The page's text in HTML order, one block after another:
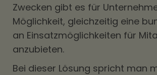
Zwecken gibt es für
Möglichkeit, gleichzeitig eine
an Einsatzmöglichkeiten für
anzubieten.
Bei dieser Lösung spricht man